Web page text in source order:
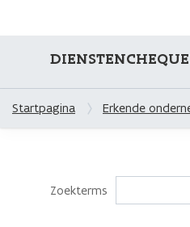
Startpagina Erkende
Zoekterms